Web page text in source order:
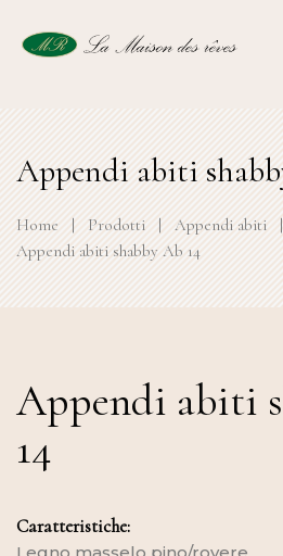
Appendi abiti
Home | Prodotti | Appendi abiti
|
Appendi abiti shabby Ab 14
Appendi abiti
14
Caratteristiche: